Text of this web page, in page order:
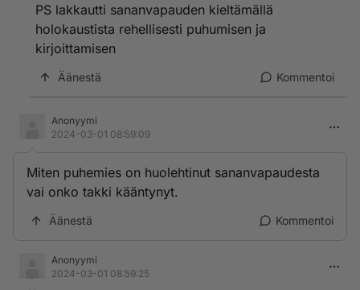
PS lakkautti sananvapauden kieltämällä
holokaustista rehellisesti puhumisen ja
kirjoittamisen
Äänestä Kommentoi
Anonyymi
2024-03-01 08:59:09
Miten puhemies on huolehtinut sananvapaudesta
vai onko takki kääntynyt.
Äänestä Kommentoi
Anonyymi
2024-03-01 08:59:25